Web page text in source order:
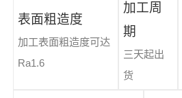
表面粗造度
加工表面粗造度可达
Ra1.6
加工周
期
三天起出
货